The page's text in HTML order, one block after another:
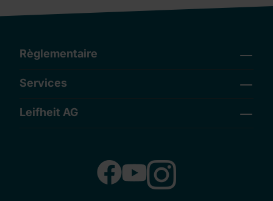
Règlementaire
Services
Leifheit AG